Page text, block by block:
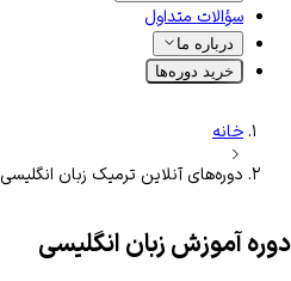
سؤالات متداول
درباره ما
خرید دوره‌ها
خانه
دوره‌های آنلاین ترمیک زبان انگلیسی
دوره آموزش زبان انگلیسی